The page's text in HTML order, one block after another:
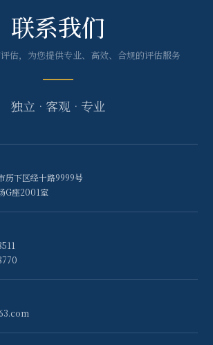
联系我们
估，为您提供专业、高效、合规的评估服务
独立 · 客观 · 专业
历下区经十路9999号
G座2001室